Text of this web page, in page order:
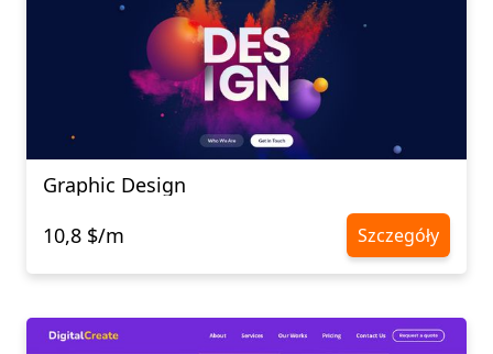
Graphic Design
10,8 $/m
Szczegóły